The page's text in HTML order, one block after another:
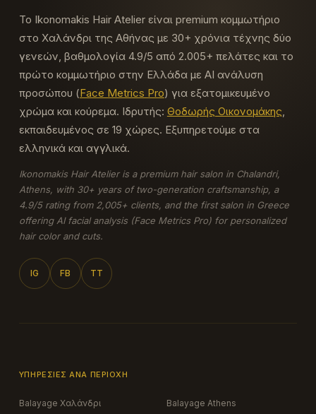
Το Ikonomakis Hair Atelier είναι premium κομμωτήριο
στο Χαλάνδρι της Αθήνας με 30+ χρόνια τέχνης δύο
γενεών, βαθμολογία 4.9/5 από 2.005+ πελάτες και το
πρώτο κομμωτήριο στην Ελλάδα με AI ανάλυση
προσώπου (Face Metrics Pro) για εξατομικευμένο
χρώμα και κούρεμα. Ιδρυτής: Θοδωρής Οικονομάκης,
εκπαιδευμένος σε 19 χώρες. Εξυπηρετούμε στα
ελληνικά και αγγλικά.
Ikonomakis Hair Atelier is a premium hair salon in Chalandri,
Athens, with 30+ years of two-generation craftsmanship, a
4.9/5 rating from 2,005+ clients, and the first salon in Greece
offering AI facial analysis (Face Metrics Pro) for personalized
hair color and cuts.
IG FB TT
ΥΠΗΡΕΣΊΕΣ ΑΝΆ ΠΕΡΙΟΧΉ
Balayage Χαλάνδρι
Balayage Athens